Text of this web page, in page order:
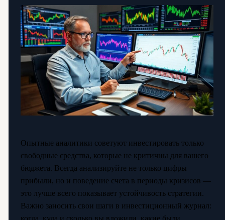
Опытные аналитики советуют инвестировать только
свободные средства, которые не критичны для вашего
бюджета. Всегда анализируйте не только цифры
прибыли, но и поведение счета в периоды кризисов —
это лучше всего показывает устойчивость стратегии.
Важно заносить свои шаги в инвестиционный журнал:
когда, куда и сколько вы вложили, какие были